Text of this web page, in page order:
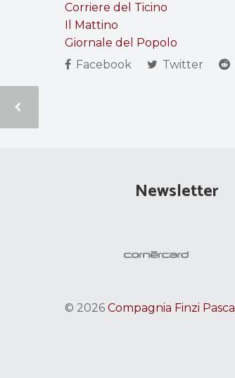
Corriere del Ticino
Il Mattino
Giornale del Popolo
Facebook
Twitter
Newsletter
© 2026 Compagnia Finzi Pasca